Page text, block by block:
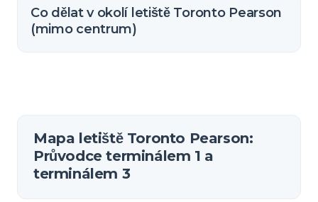
Co dělat v okolí letiště Toronto Pearson
(mimo centrum)
Mapa letiště Toronto Pearson:
Průvodce terminálem 1 a
terminálem 3